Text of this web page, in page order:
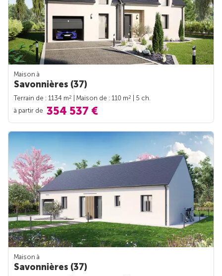
Maison à
Savonnières (37)
Terrain de : 1134 m2 | Maison de : 110 m2
| 5 ch.
à partir de 354 537 €
Maison à
Savonnières (37)